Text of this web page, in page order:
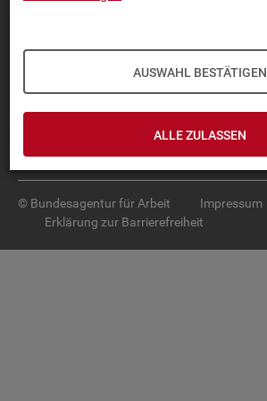
AUSWAHL BESTÄTIGEN
ALLE ZULASSEN
TOP-PRO­DUK­TE
SER­VICE
© Bundesagentur für Arbeit Impressum
Erklärung zur Barrierefreiheit